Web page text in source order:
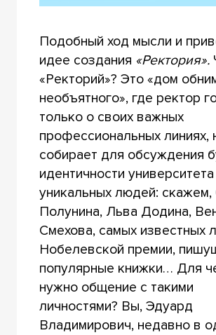
Подобный ход мысли и
идее создания «Ректория».
«Ректорий»? Это «дом
необъятного», где ректор
только о своих важных
профессиональных линиях,
собирает для обсуждения
идентичности университета
уникальных людей:
Полунина, Льва Додина,
Смехова, самых известных
Нобелевской премии,
популярные книжки… Для
нужно общение с такими
личностями? Вы, Эдуард
Владимирович, недавно в